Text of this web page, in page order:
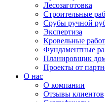
Лесозаготовка
Строительные
Срубы ручной
Экспертиза
Кровельные
Фундаментные
Планировщик
Проекты от
О нас
О компании
Отзывы клиентов